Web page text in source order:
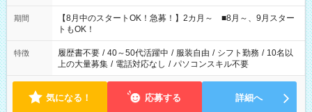
と休みを合わせたい」 「余裕を持って夕飯の準備がしたい」
「できれば残業はしたくない」 など、ご希望を教えてください
ね。 ※Wワーク希望の方へ 今ご覧のお仕事で希望する勤務時間
と、もう1つのお仕事の勤務時間。 合計で週40時間を超える場
合は応募できません。
期間
【8月中のスタートOK！急募！】2カ月～ ■8月～、9月スター
トもOK！
特徴 履歴書不要 / 40～50代活躍中 / 服装自由 / シフト勤務 / 10名以
上の大量募集 / 電話対応なし / パソコンスキル不要
気になる！ 応募する 詳細へ